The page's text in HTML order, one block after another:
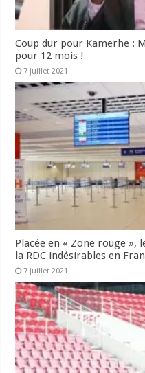
Coup dur pour Kamerhe :
pour 12 mois !
7 juillet 2021
Placée en « Zone rouge »,
la RDC indésirables en
7 juillet 2021